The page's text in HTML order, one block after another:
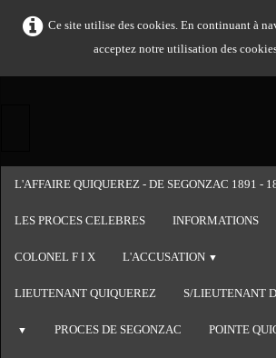
Ce site utilise des cookies. En continuant à
acceptez notre utilisation des
L'AFFAIRE QUIQUEREZ - DE SEGONZAC 1891 -
LES PROCES CELEBRES INFORMATIONS
COLONEL F I X L'ACCUSATION ▼
LIEUTENANT QUIQUEREZ S/LIEUTENANT
▼ PROCES DE SEGONZAC POINTE